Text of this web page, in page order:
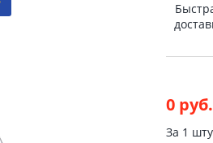
0 руб.
За 1